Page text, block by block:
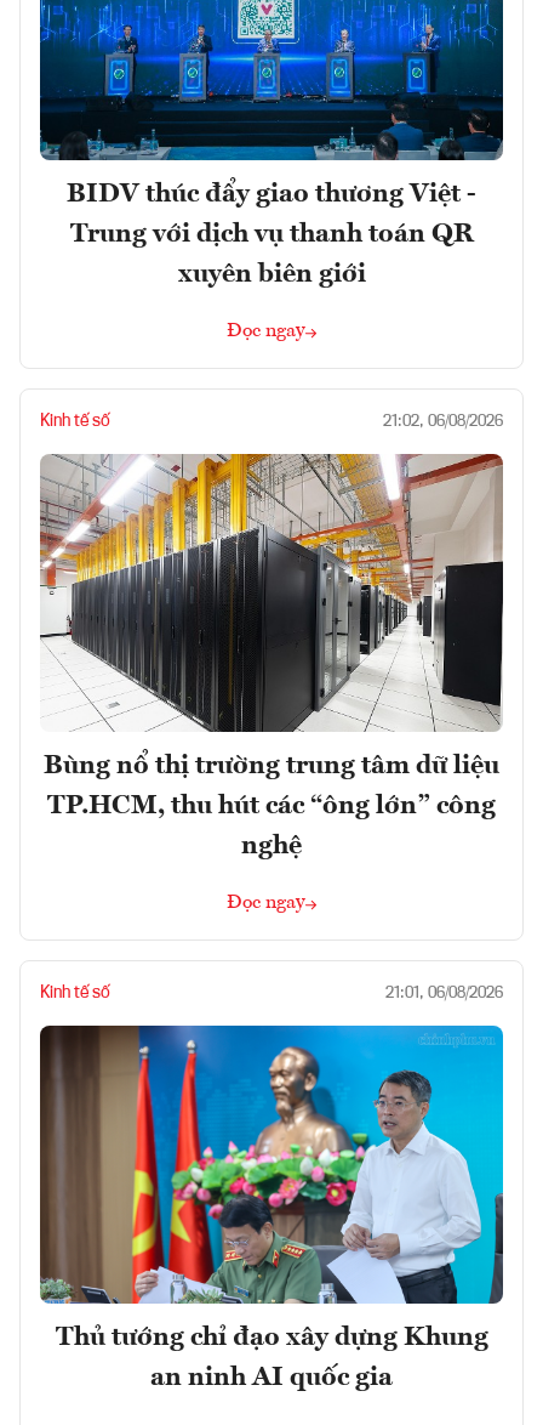
BIDV thúc đẩy giao thương Việt -
Trung với dịch vụ thanh toán QR
xuyên biên giới
Đọc ngay
Kinh tế số 21:02, 06/08/2026
Bùng nổ thị trường trung tâm dữ liệu
TP.HCM, thu hút các “ông lớn” công
nghệ
Đọc ngay
Kinh tế số 21:01, 06/08/2026
Thủ tướng chỉ đạo xây dựng Khung
an ninh AI quốc gia